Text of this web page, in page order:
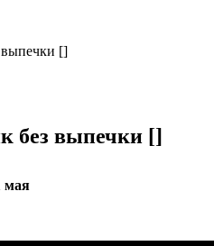
выпечки []
без выпечки []
мая